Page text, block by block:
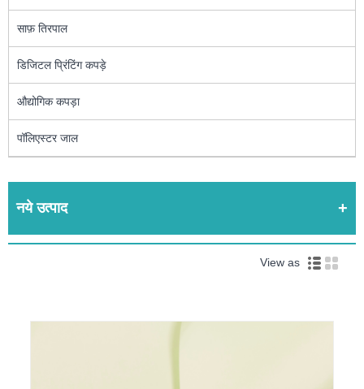
साफ़ तिरपाल
डिजिटल प्रिंटिंग कपड़े
औद्योगिक कपड़ा
पॉलिएस्टर जाल
नये उत्पाद
View as